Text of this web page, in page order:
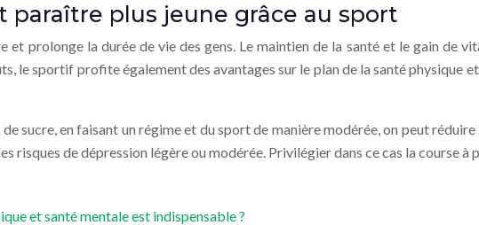
paraître plus jeune grâce au sport
et prolonge la durée de vie des gens. Le maintien de la santé et le gain de
le sportif profite également des avantages sur le plan de la santé physique
sucre, en faisant un régime et du sport de manière modérée, on peut
risques de dépression légère ou modérée. Privilégier dans ce cas la course
et santé mentale est indispensable ?